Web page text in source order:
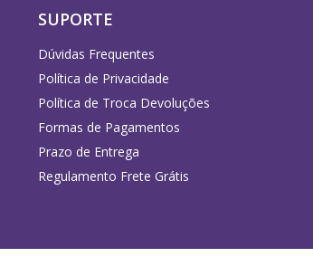
SUPORTE
Dúvidas Frequentes
Política de Privacidade
Política de Troca Devoluções
Formas de Pagamentos
Prazo de Entrega
Regulamento Frete Grátis